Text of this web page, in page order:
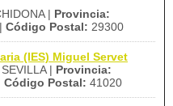
| Provincia:
Código Postal: 29300
(IES) Miguel Servet
SEVILLA | Provincia:
Código Postal: 41020